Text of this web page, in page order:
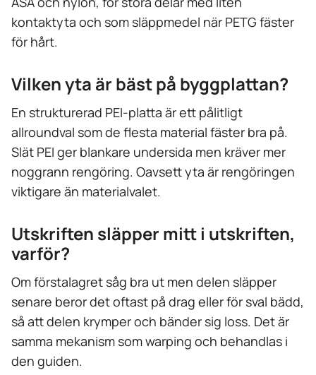
kontaktyta och som släppmedel när PETG fäster
för hårt.
Vilken yta är bäst på byggplattan?
En strukturerad PEI-platta är ett pålitligt
allroundval som de flesta material fäster bra på.
Slät PEI ger blankare undersida men kräver mer
noggrann rengöring. Oavsett yta är rengöringen
viktigare än materialvalet.
Utskriften släpper mitt i utskriften,
varför?
Om förstalagret såg bra ut men delen släpper
senare beror det oftast på drag eller för sval bädd,
så att delen krymper och bänder sig loss. Det är
samma mekanism som warping och behandlas i
den guiden.